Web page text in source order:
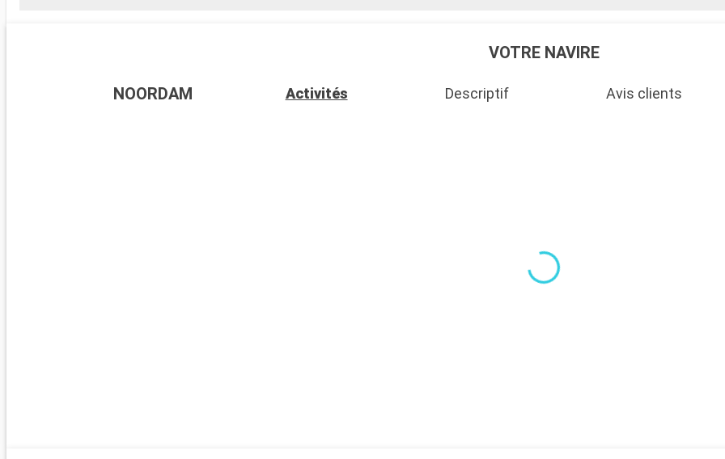
VOTRE NAVIRE
NOORDAM Activités Descriptif Avis clients